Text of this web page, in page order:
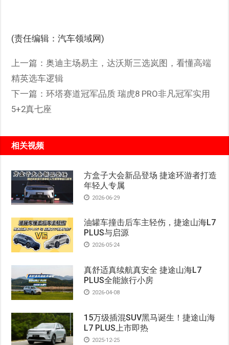
(责任编辑：汽车领域网)
上一篇：奥迪主场易主，达沃斯三选岚图，看懂高端
精英选车逻辑
下一篇：环塔赛道冠军品质 瑞虎8 PRO非凡冠军实用
5+2真七座
相关视频
方盒子大会新品登场 捷途环游者打造
年轻人专属
2026-06-29
油罐车撞击后车主轻伤，捷途山海L7
PLUS与启源
2026-05-24
真舒适真续航真安全 捷途山海L7
PLUS全能旅行小房
2026-04-08
15万级插混SUV黑马诞生！捷途山海
L7 PLUS上市即热
2025-12-25